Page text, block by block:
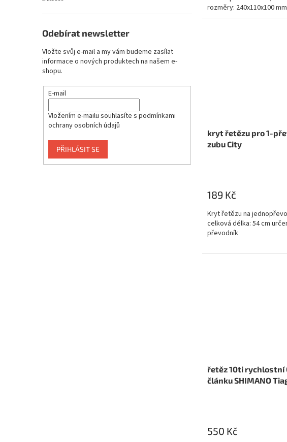
Odebírat newsletter
Vložte svůj e-mail a my vám budeme zasílat
informace o nových produktech na našem e-
shopu.
E-mail
Vložením e-mailu souhlasíte s podmínkami
ochrany osobních údajů
PŘIHLÁSIT SE
rozměry: 240x110x100 mm
kryt řetězu pro 1-
zubu City
189 Kč
Kryt řetězu na
celková délka: 54 cm
převodník
řetěz 10ti rychlostní
článku SHIMANO
550 Kč